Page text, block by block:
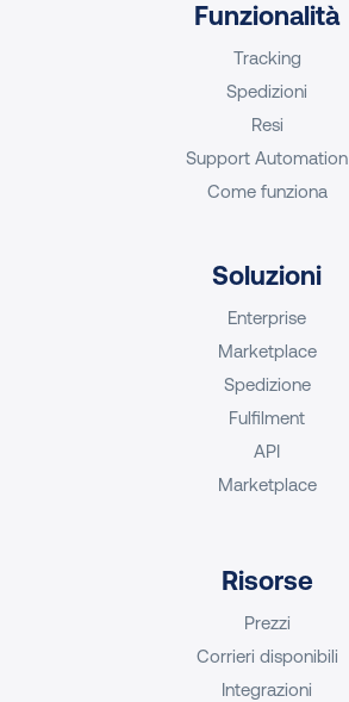
Funzionalità
Tracking
Spedizioni
Resi
Support Automation
Come funziona
Soluzioni
Enterprise
Marketplace
Spedizione
Fulfilment
API
Marketplace
Risorse
Prezzi
Corrieri disponibili
Integrazioni